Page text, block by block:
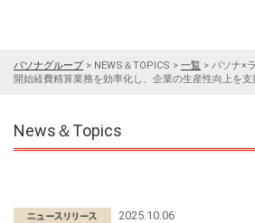
パソナグループ> NEWS＆TOPICS > 一覧 > パソナ×
開始経費精算業務を効率化し、企業の生産性向上を支
News＆Topics
2025.10.06